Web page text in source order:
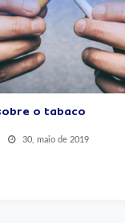
o tabaco
30, maio de 2019